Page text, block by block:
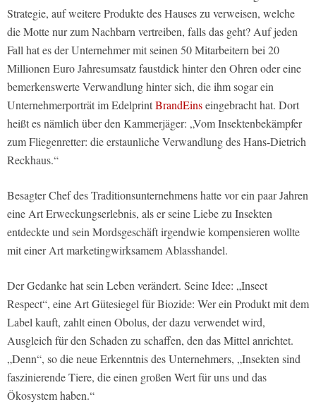
Strategie, auf weitere Produkte des Hauses zu verweisen, welche
die Motte nur zum Nachbarn vertreiben, falls das geht? Auf jeden
Fall hat es der Unternehmer mit seinen 50 Mitarbeitern bei 20
Millionen Euro Jahresumsatz faustdick hinter den Ohren oder eine
bemerkenswerte Verwandlung hinter sich, die ihm sogar ein
Unternehmerporträt im EdelprintBrandEinseingebracht hat. Dort
heißt es nämlich über den Kammerjäger: „Vom Insektenbekämpfer
zum Fliegenretter: die erstaunliche Verwandlung des Hans-Dietrich
Reckhaus.“
Besagter Chef des Traditionsunternehmens hatte vor ein paar Jahren
eine Art Erweckungserlebnis, als er seine Liebe zu Insekten
entdeckte und sein Mordsgeschäft irgendwie kompensieren wollte
mit einer Art marketingwirksamem Ablasshandel.
Der Gedanke hat sein Leben verändert. Seine Idee: „Insect
Respect“, eine Art Gütesiegel für Biozide: Wer ein Produkt mit dem
Label kauft, zahlt einen Obolus, der dazu verwendet wird,
Ausgleich für den Schaden zu schaffen, den das Mittel anrichtet.
„Denn“, so die neue Erkenntnis des Unternehmers, „Insekten sind
faszinierende Tiere, die einen großen Wert für uns und das
Ökosystem haben.“